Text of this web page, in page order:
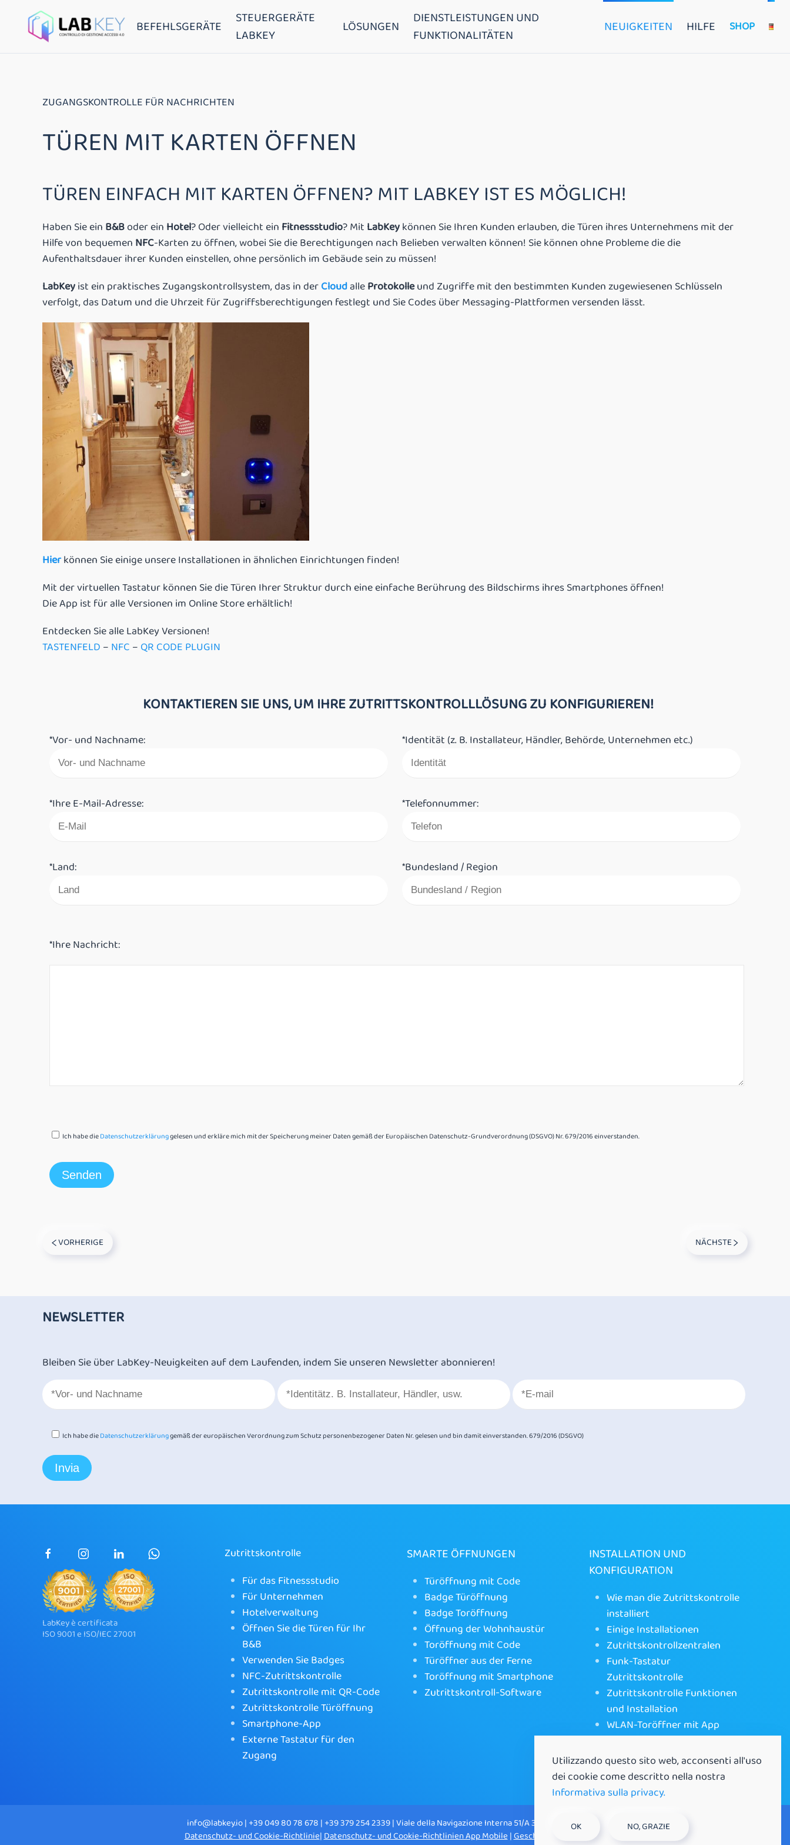
BEFEHLSGERÄTE
STEUERGERÄTE
LABKEY
LÖSUNGEN
DIENSTLEISTUNGEN UND
FUNKTIONALITÄTEN
NEUIGKEITEN HILFE SHOP
ZUGANGSKONTROLLE FÜR NACHRICHTEN
TÜREN MIT KARTEN ÖFFNEN
TÜREN EINFACH MIT KARTEN ÖFFNEN? MIT LABKEY IST ES MÖGLICH!
Haben Sie ein B&Boder ein Hotel? Oder vielleicht ein Fitnessstudio? Mit LabKeykönnen Sie Ihren Kunden erlauben, die Türen ihres Unternehmens mit der
Hilfe von bequemen NFC-Karten zu öffnen, wobei Sie die Berechtigungen nach Belieben verwalten können! Sie können ohne Probleme die die
Aufenthaltsdauer ihrer Kunden einstellen, ohne persönlich im Gebäude sein zu müssen!
LabKeyist ein praktisches Zugangskontrollsystem, das in derCloudalleProtokolleund Zugriffe mit den bestimmten Kunden zugewiesenen Schlüsseln
verfolgt, das Datum und die Uhrzeit für Zugriffsberechtigungen festlegt und Sie Codes über Messaging-Plattformen versenden lässt.
Hierkönnen Sie einige unsere Installationen in ähnlichen Einrichtungen finden!
Mit der virtuellen Tastatur können Sie die Türen Ihrer Struktur durch eine einfache Berührung des Bildschirms ihres Smartphones öffnen!
Die App ist für alle Versionen im Online Store erhältlich!
Entdecken Sie alle LabKey Versionen!
TASTENFELD – NFC – QR CODE PLUGIN
KONTAKTIEREN SIE UNS, UM IHRE ZUTRITTSKONTROLLLÖSUNG ZU KONFIGURIEREN!
*Vor- und Nachname:
*Ihre E-Mail-Adresse:
*Land:
*Identität (z. B. Installateur, Händler, Behörde, Unternehmen etc.)
*Telefonnummer:
*Bundesland / Region
*Ihre Nachricht:
Ich habe dieDatenschutzerklärunggelesen und erkläre mich mit der Speicherung meiner Daten gemäß der Europäischen Datenschutz-Grundverordnung (DSGVO) Nr. 679/2016 einverstanden.
VORHERIGE NÄCHSTE
NEWSLETTER
Bleiben Sie über LabKey-Neuigkeiten auf dem Laufenden, indem Sie unseren Newsletter abonnieren!
Ich habe dieDatenschutzerklärunggemäß der europäischen Verordnung zum Schutz personenbezogener Daten Nr. gelesen und bin damit einverstanden. 679/2016 (DSGVO)
LabKey è certificata
ISO 9001 e ISO/IEC 27001
Zutrittskontrolle
Für das Fitnessstudio
Für Unternehmen
Hotelverwaltung
Öffnen Sie die Türen für Ihr
B&B
Verwenden Sie Badges
NFC-Zutrittskontrolle
Zutrittskontrolle mit QR-Code
Zutrittskontrolle Türöffnung
Smartphone-App
Externe Tastatur für den
Zugang
SMARTE ÖFFNUNGEN
Türöffnung mit Code
Badge Türöffnung
Badge Toröffnung
Öffnung der Wohnhaustür
Toröffnung mit Code
Türöffner aus der Ferne
Toröffnung mit Smartphone
Zutrittskontroll-Software
INSTALLATION UND
KONFIGURATION
Wie man die Zutrittskontrolle
installiert
Einige Installationen
Zutrittskontrollzentralen
Funk-Tastatur
Zutrittskontrolle
Zutrittskontrolle Funktionen
und Installation
WLAN-Toröffner mit App
info@labkey.io | +39 049 80 78 678 | +39 379 254 2339 | Viale della Navigazione Interna 51/A 35129 Padova (PD) |
Datenschutz- und Cookie-Richtlinie|Datenschutz- und Cookie-Richtlinien App Mobile|Geschäftsbedingungen
Utilizzando questo sito web, acconsenti all'uso
dei cookie come descritto nella nostra
Informativa sulla privacy.
OK NO, GRAZIE